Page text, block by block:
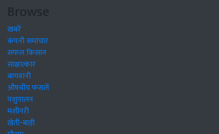
Browse
खबरें
कंपनी समाचार
सफल किसान
साक्षात्कार
बागवानी
औषधीय फसलें
पशुपालन
मशीनरी
खेती-बाड़ी